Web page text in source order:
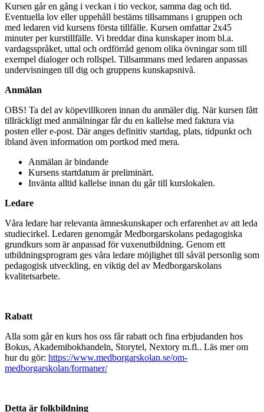
Kursen går en gång i veckan i tio veckor, samma dag och tid.
Eventuella lov eller uppehåll bestäms tillsammans i gruppen och
med ledaren vid kursens första tillfälle. Kursen omfattar 2x45
minuter per kurstillfälle. Vi breddar dina kunskaper inom bl.a.
vardagsspråket, uttal och ordförråd genom olika övningar som till
exempel dialoger och rollspel. Tillsammans med ledaren anpassas
undervisningen till dig och gruppens kunskapsnivå.
Anmälan
OBS! Ta del av köpevillkoren innan du anmäler dig. När kursen fått
tillräckligt med anmälningar får du en kallelse med faktura via
posten eller e-post. Där anges definitiv startdag, plats, tidpunkt och
ibland även information om portkod med mera.
Anmälan är bindande
Kursens startdatum är preliminärt.
Invänta alltid kallelse innan du går till kurslokalen.
Ledare
Våra ledare har relevanta ämneskunskaper och erfarenhet av att leda
studiecirkel. Ledaren genomgår Medborgarskolans pedagogiska
grundkurs som är anpassad för vuxenutbildning. Genom ett
utbildningsprogram ges våra ledare möjlighet till såväl personlig som
pedagogisk utveckling, en viktig del av Medborgarskolans
kvalitetsarbete.
Rabatt
Alla som går en kurs hos oss får rabatt och fina erbjudanden hos
Bokus, Akademibokhandeln, Storytel, Nextory m.fl.. Läs mer om
hur du gör: https://www.medborgarskolan.se/om-
medborgarskolan/formaner/
Detta är folkbildning